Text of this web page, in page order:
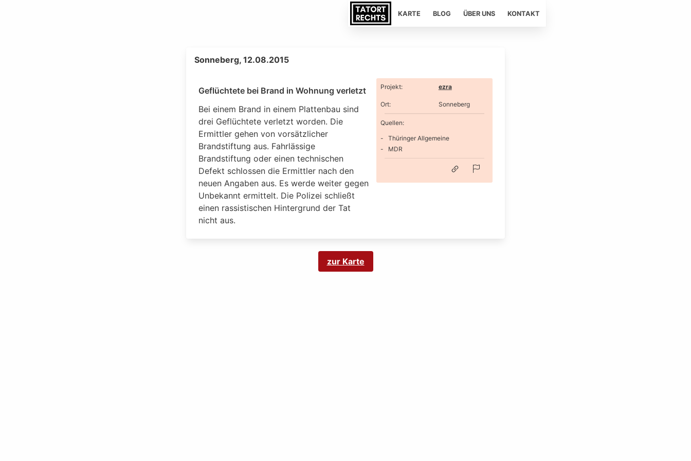
KARTE BLOG ÜBER UNS KONTAKT
Sonneberg, 12.08.2015
Geflüchtete bei Brand in Wohnung verletzt
Bei einem Brand in einem Plattenbau sind
drei Geflüchtete verletzt worden. Die
Ermittler gehen von vorsätzlicher
Brandstiftung aus. Fahrlässige
Brandstiftung oder einen technischen
Defekt schlossen die Ermittler nach den
neuen Angaben aus. Es werde weiter gegen
Unbekannt ermittelt. Die Polizei schließt
einen rassistischen Hintergrund der Tat
nicht aus.
Projekt: ezra
Ort: Sonneberg
Quellen:
Thüringer Allgemeine
MDR
zur Karte